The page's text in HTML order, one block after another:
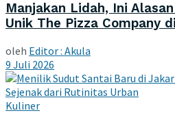
Manjakan Lidah, Ini
Unik The Pizza Company
oleh Editor : Akula
9 Juli 2026
Kuliner